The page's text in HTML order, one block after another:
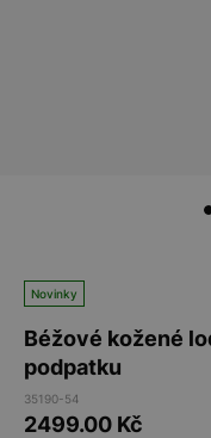
Novinky
Béžové kožené
podpatku
35190-54
2499.00 Kč